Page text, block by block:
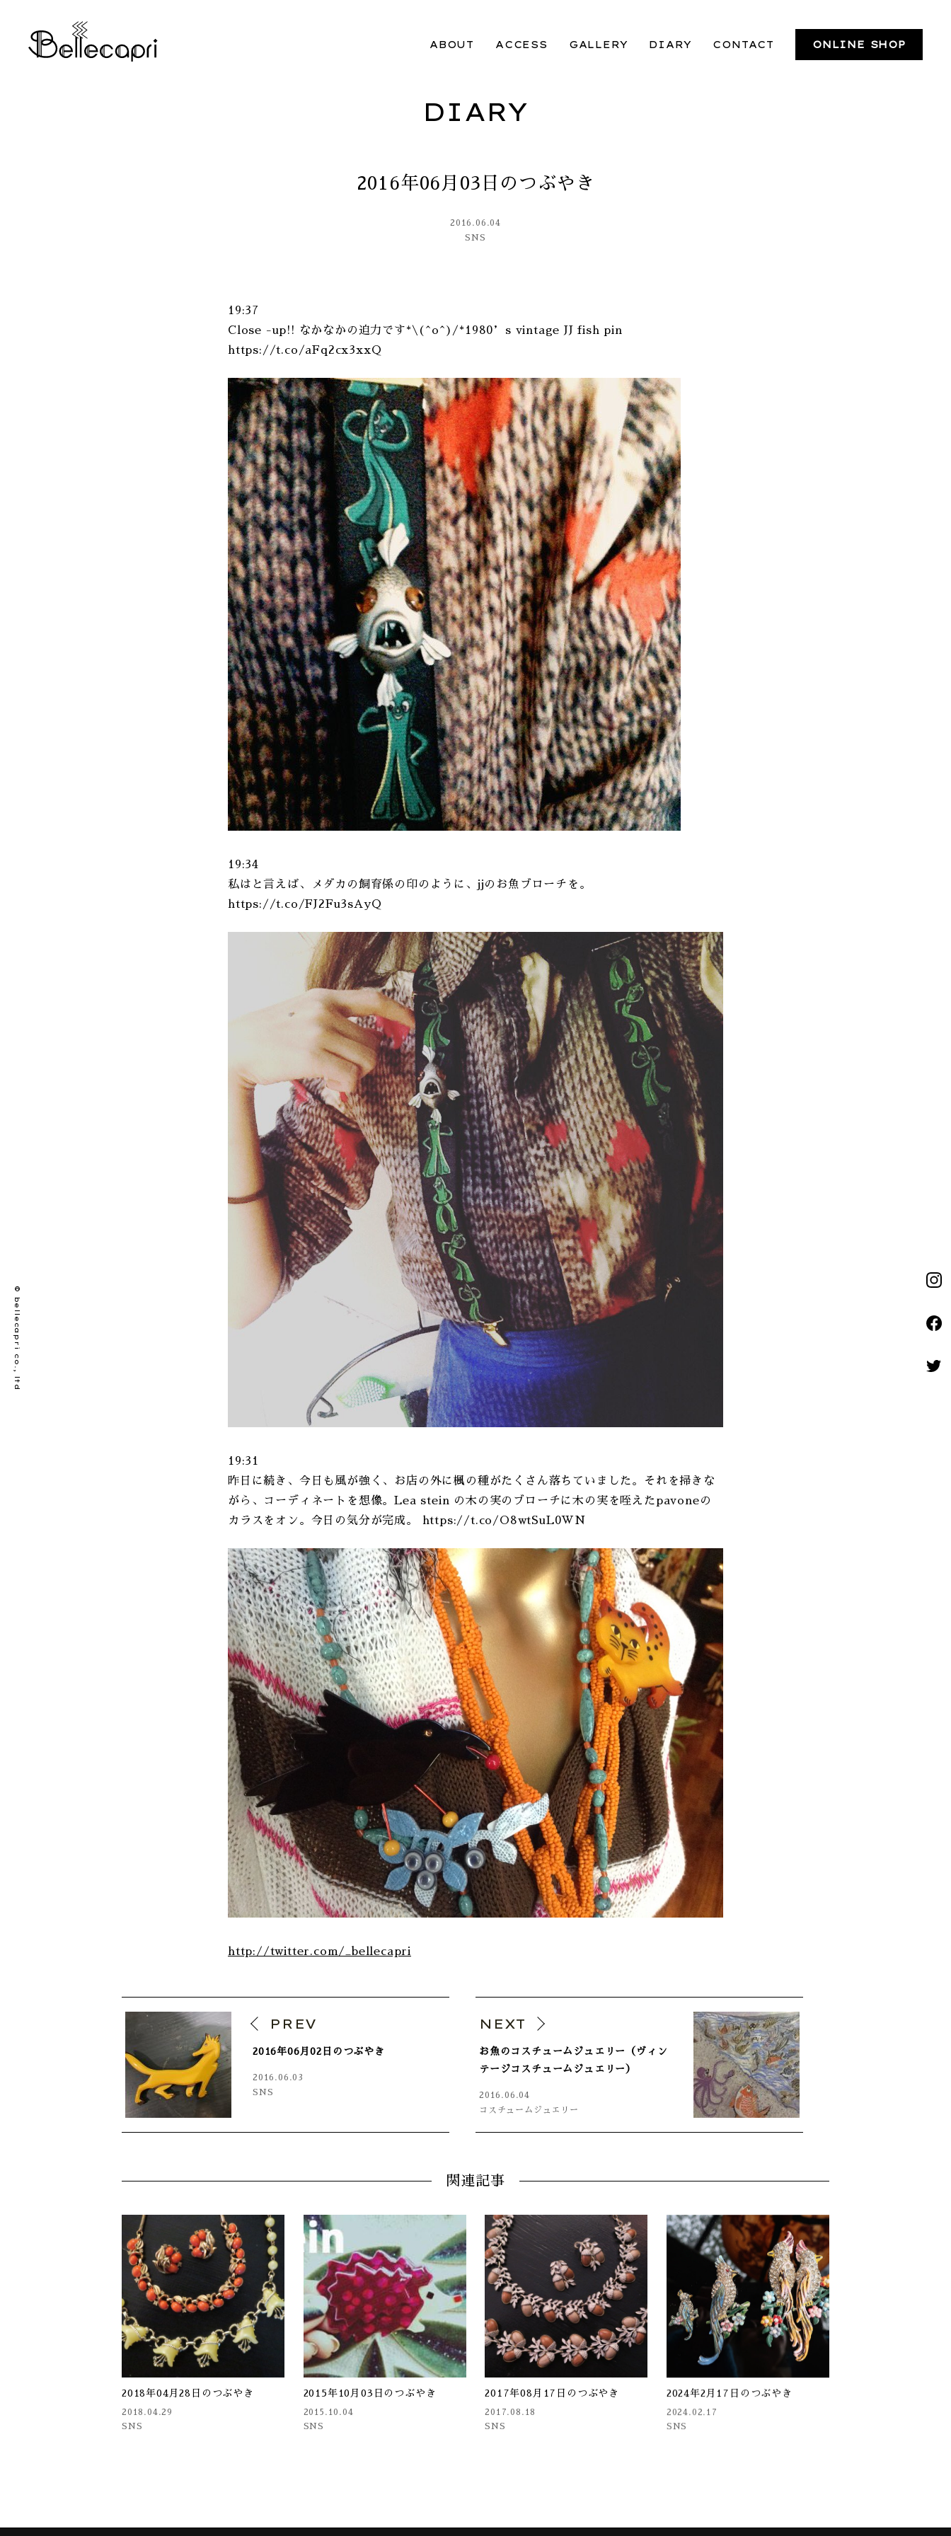
ABOUT ACCESS GALLERY DIARY CONTACT ONLINE SHOP
DIARY
2016年06月03日のつぶやき
2016.06.04
SNS
19:37
Close -up!! なかなかの迫力です*\(^o^)/*1980’s vintage JJ fish pin
https://t.co/aFq2cx3xxQ
19:34
私はと言えば、メダカの飼育係の印のように、jjのお魚ブローチを。
https://t.co/FJ2Fu3sAyQ
19:31
昨日に続き、今日も風が強く、お店の外に楓の種がたくさん落ちていました。それを掃きな
がら、コーディネートを想像。Lea stein の木の実のブローチに木の実を咥えたpavoneの
カラスをオン。今日の気分が完成。 https://t.co/O8wtSuL0WN
http://twitter.com/_bellecapri
PREV
2016年06月02日のつぶやき
2016.06.03
SNS
NEXT
お魚のコスチュームジュエリー（ヴィン
テージコスチュームジュエリー）
2016.06.04
コスチュームジュエリー
関連記事
2018年04月28日のつぶやき
2018.04.29
SNS
2015年10月03日のつぶやき
2015.10.04
SNS
2017年08月17日のつぶやき
2017.08.18
SNS
2024年2月17日のつぶやき
2024.02.17
SNS
© bellecapri co., ltd